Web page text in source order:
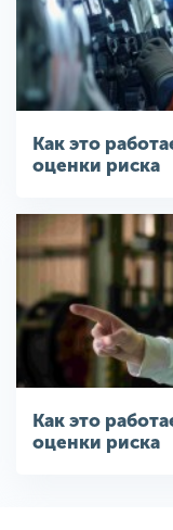
Как это
оценки риска
Как это
оценки риска